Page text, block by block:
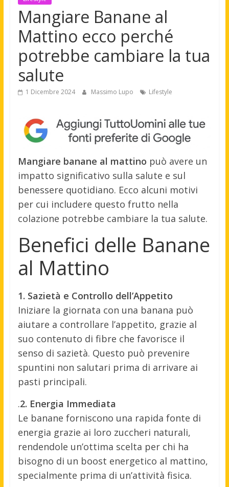
Mangiare Banane al
Mattino ecco perché
potrebbe cambiare la tua
salute
1 Dicembre 2024 Massimo Lupo Lifestyle
Mangiare banane al mattino può avere un
impatto significativo sulla salute e sul
benessere quotidiano. Ecco alcuni motivi
per cui includere questo frutto nella
colazione potrebbe cambiare la tua salute.
Benefici delle Banane
al Mattino
1. Sazietà e Controllo dell’Appetito
Iniziare la giornata con una banana può
aiutare a controllare l’appetito, grazie al
suo contenuto di fibre che favorisce il
senso di sazietà. Questo può prevenire
spuntini non salutari prima di arrivare ai
pasti principali.
.2. Energia Immediata
Le banane forniscono una rapida fonte di
energia grazie ai loro zuccheri naturali,
rendendole un’ottima scelta per chi ha
bisogno di un boost energetico al mattino,
specialmente prima di un’attività fisica.